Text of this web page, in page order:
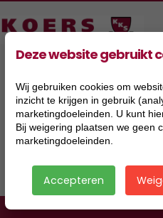
Deze website gebruikt
Wij gebruiken cookies om
inzicht te krijgen in gebruik
marketingdoeleinden. U kunt
Bij weigering plaatsen we geen
marketingdoeleinden.
Accepteren